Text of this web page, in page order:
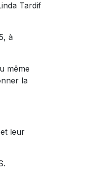
Tardif
à
même
la
leur